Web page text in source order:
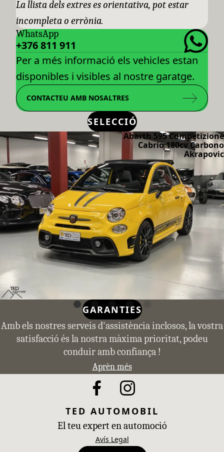
La llista dels extres es orientativa, pot estar
incompleta o errònia.
WhatsApp
+376 811 911
Per a més informació els vehicles estan
disponibles i visibles al nostre garatge.
CONTACTEU AMB NOSALTRES
SELECCIÓ
Abarth 595 Competizione
Cabrio 180cv Carbono
Akrapovic
GARANTIES
Amb els nostres serveis d'assistència inclosos, la vostra
satisfacció és la nostra màxima prioritat, podeu
conduir amb confiança !
Aprèn més
TED AUTOMOBIL
El teu expert en automoció
Avís Legal